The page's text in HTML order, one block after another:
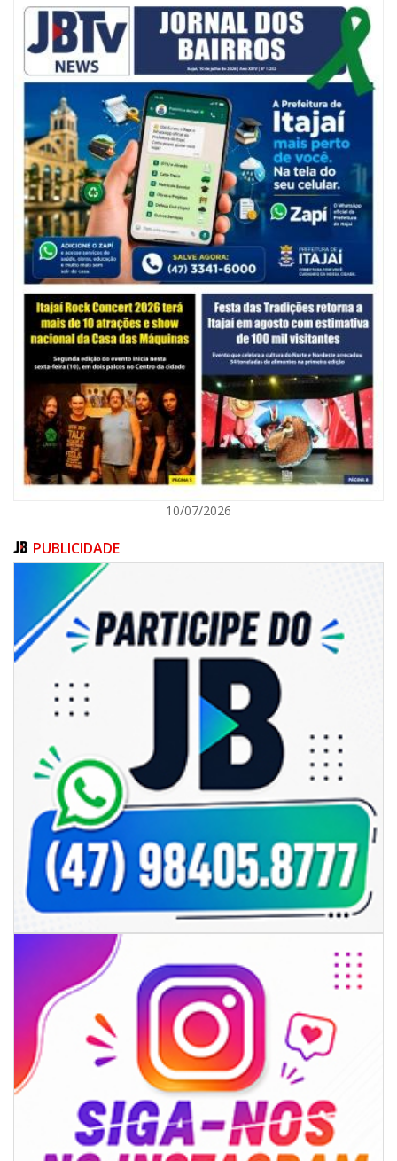
06/08/2026 | 10:14
Defesa Civil de SC monitora formação de ciclone-bomba no Sul do Brasil;
entenda como o fenômeno se forma e quais os impactos no estado
ITAJAÍ
06/08/2026 | 18:18
Programa de IST/Aids e Hepatites Virais faz testagem rápida em frente
ao CIS
GERAL
10/07/2026
PUBLICIDADE